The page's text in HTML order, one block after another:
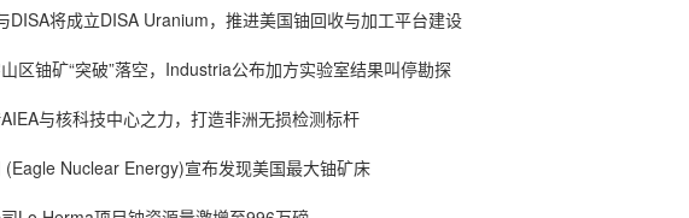
子器件的多层结构时存在局限，例
热反射法难以区分不同材料层中的
红外成像等方法也难以在微小尺度
。为解决这一问题...
尔德帕克里奇路120号，占地约14.1087万平方英
尺。工厂建成后，将整合目前分布在康涅狄格州
丹伯里和贝瑟尔三个地点的业务。该设施预计于
2027年初投入使用，若最终设计和租户装修工...
DISA将成立DISA Uranium，推进美国铀回收与加工平台建设
区铀矿“突破”落空，Industria公布加方实验室结果叫停勘探
与核科技中心之力，打造非洲无损检测标杆
(Eagle Nuclear Energy)宣布发现美国最大铀矿床